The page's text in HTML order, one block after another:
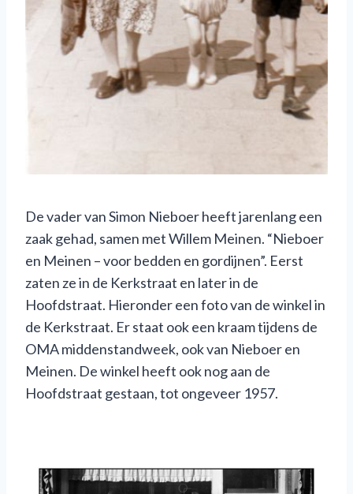
De vader van Simon Nieboer heeft jarenlang een
zaak gehad, samen met Willem Meinen. “Nieboer
en Meinen – voor bedden en gordijnen”. Eerst
zaten ze in de Kerkstraat en later in de
Hoofdstraat. Hieronder een foto van de winkel in
de Kerkstraat. Er staat ook een kraam tijdens de
OMA middenstandweek, ook van Nieboer en
Meinen. De winkel heeft ook nog aan de
Hoofdstraat gestaan, tot ongeveer 1957.